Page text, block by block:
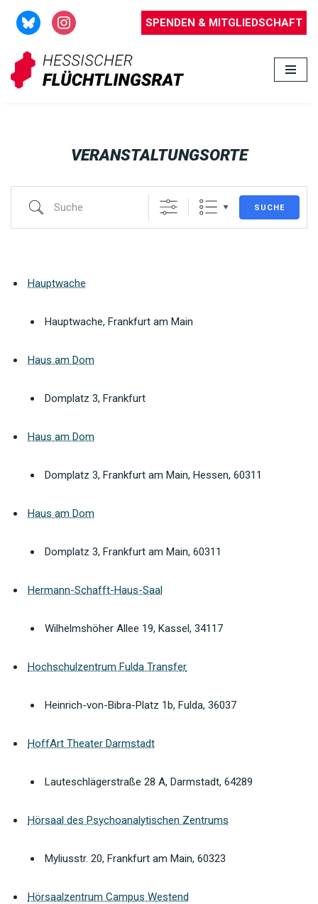
Zum
Inhalt
springen
SPENDEN & MITGLIEDSCHAFT
VERANSTALTUNGSORTE
SUCHE
Hauptwache
Hauptwache, Frankfurt am Main
Haus am Dom
Domplatz 3, Frankfurt
Haus am Dom
Domplatz 3, Frankfurt am Main, Hessen, 60311
Haus am Dom
Domplatz 3, Frankfurt am Main, 60311
Hermann-Schafft-Haus-Saal
Wilhelmshöher Allee 19, Kassel, 34117
Hochschulzentrum Fulda Transfer
Heinrich-von-Bibra-Platz 1b, Fulda, 36037
HoffArt Theater Darmstadt
Lauteschlägerstraße 28 A, Darmstadt, 64289
Hörsaal des Psychoanalytischen Zentrums
Myliusstr. 20, Frankfurt am Main, 60323
Hörsaalzentrum Campus Westend